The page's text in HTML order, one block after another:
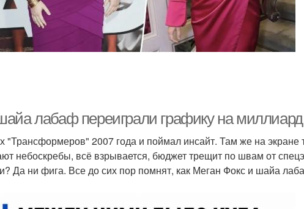
лабаф переиграли графику на миллиард
"Трансформеров" 2007 года и поймал инсайт. Там же на экране
небоскребы, всё взрывается, бюджет трещит по швам от
Да ни фига. Все до сих пор помнят, как Меган Фокс и шайа